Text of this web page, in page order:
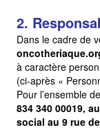
2.
Dans le cadre de
à caractère
(ci-après «
Pour l’ensemble
834 340 00019,
social au 9 rue